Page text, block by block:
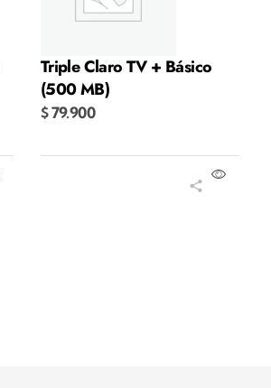
Triple Claro TV + Básico
(500 MB)
$79.900